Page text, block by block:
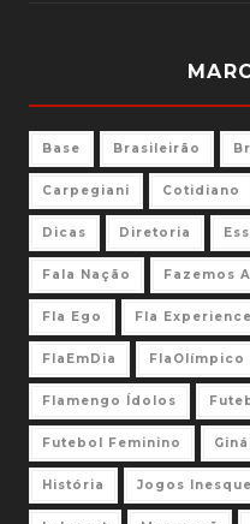
Base Brasileirão
Carpegiani Cotidiano
Dicas Diretoria
Fala Nação Fazemos
Fla Ego Fla Experience
FlaEmDia FlaOlímpico
Flamengo Ídolos
Futebol Feminino
História Jogos